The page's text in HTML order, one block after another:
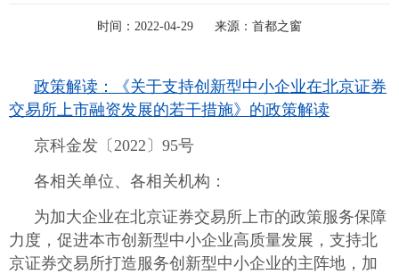
时间： 2022-04-29 来源： 首都之窗
政策解读：《关于支持创新型中小企业在北京证券
交易所上市融资发展的若干措施》的政策解读
京科金发〔2022〕95号
各相关单位、各相关机构：
为加大企业在北京证券交易所上市的政策服务保障
力度，促进本市创新型中小企业高质量发展，支持北
京证券交易所打造服务创新型中小企业的主阵地，加